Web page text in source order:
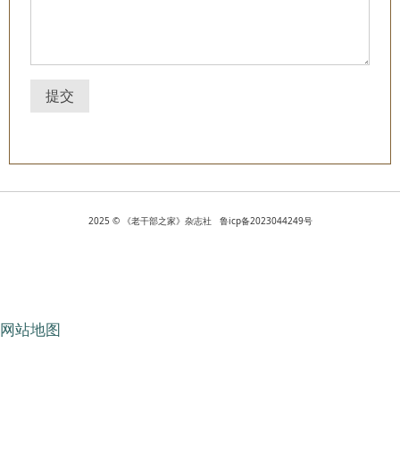
提交
2025 © 《老干部之家》杂志社 鲁icp备2023044249号
网站地图